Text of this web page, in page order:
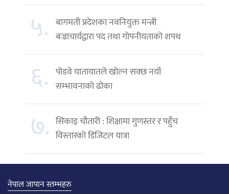
५. बागमती प्रदेशका नवनियुक्त मन्त्री
बज्राचार्यद्वारा पद तथा गोपनीयताको शपथ
६. पोडवे यातायातले खोल्न सक्छ नयाँ
सम्भावनाको ढोका
७. सिकाइ चौतारी : शिक्षामा गुणस्तर र पहुँच
विस्तारको डिजिटल यात्रा
नेपाल जापान स्तम्भहरु